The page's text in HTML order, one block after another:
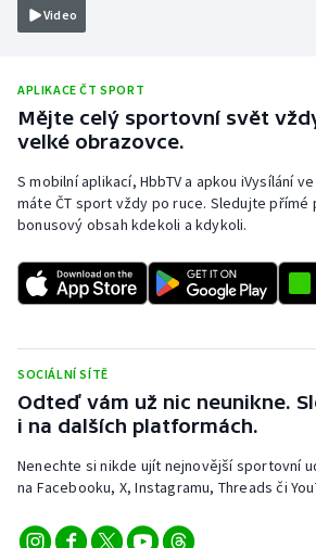
Ragby
Rychlobruslení
Rychlostní kanoistika
Sportovní střelba
Stolní tenis
Triatlon
Veslování
Video
APLIKACE ČT SPORT
Mějte celý sportovní svět
velké obrazovce.
S mobilní aplikací, HbbTV a apkou iVysílání
máte ČT sport vždy po ruce. Sledujte přímé
bonusový obsah kdekoli a kdykoli.
SOCIÁLNÍ SÍTĚ
Odteď vám už nic neunikne.
i na dalších platformách.
Nenechte si nikde ujít nejnovější sportovní
na Facebooku, X, Instagramu, Threads či